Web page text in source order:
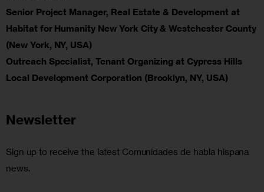
Senior Project Manager, Real Estate & Development at
Habitat for Humanity New York City & Westchester County
(New York, NY, USA)
Outreach Specialist, Tenant Organizing at Cypress Hills
Local Development Corporation (Brooklyn, NY, USA)
Newsletter
Sign up to receive the latest Comunidades de habla hispana
news.